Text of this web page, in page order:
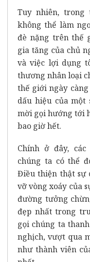
Tuy nhiên, trong
không thể làm
đè nặng trên thế
gia tăng của chủ
và việc lợi dụng
thương nhân loại
thế giới ngày
dấu hiệu của
mời gọi hướng tới
bao giờ hết.
Chính ở đây,
chúng ta có thể
Điều thiện thật sự
vỡ vòng xoáy của
đường tưởng
đẹp nhất trong
gọi chúng ta
nghịch, vượt qua
như thành viên